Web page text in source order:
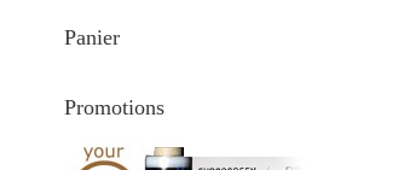
Panier
Promotions